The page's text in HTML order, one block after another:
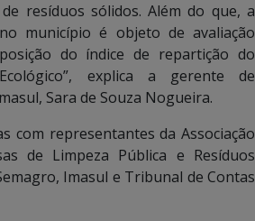
resíduos sólidos. Além do que, a
município é objeto de avaliação
do índice de repartição do
explica a gerente de
Sara de Souza Nogueira.
com representantes da Associação
de Limpeza Pública e Resíduos
Imasul e Tribunal de Contas